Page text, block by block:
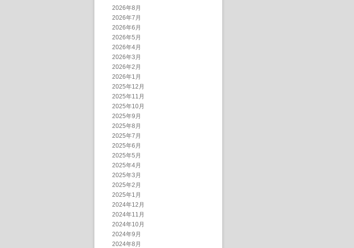
2026年8月
2026年7月
2026年6月
2026年5月
2026年4月
2026年3月
2026年2月
2026年1月
2025年12月
2025年11月
2025年10月
2025年9月
2025年8月
2025年7月
2025年6月
2025年5月
2025年4月
2025年3月
2025年2月
2025年1月
2024年12月
2024年11月
2024年10月
2024年9月
2024年8月